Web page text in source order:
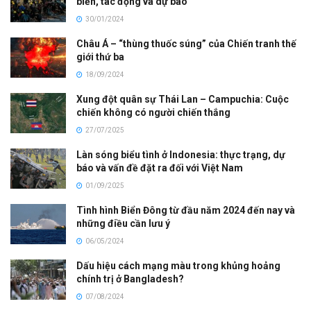
30/01/2024
Châu Á – “thùng thuốc súng” của Chiến tranh thế
giới thứ ba
18/09/2024
Xung đột quân sự Thái Lan – Campuchia: Cuộc
chiến không có người chiến thắng
27/07/2025
Làn sóng biểu tình ở Indonesia: thực trạng, dự
báo và vấn đề đặt ra đối với Việt Nam
01/09/2025
Tình hình Biển Đông từ đầu năm 2024 đến nay và
những điều cần lưu ý
06/05/2024
Dấu hiệu cách mạng màu trong khủng hoảng
chính trị ở Bangladesh?
07/08/2024